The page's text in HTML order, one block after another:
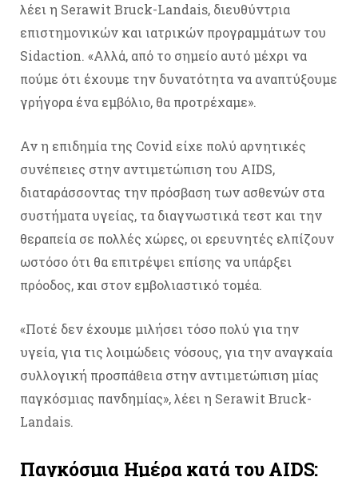
λέει η Serawit Bruck-Landais, διευθύντρια
επιστημονικών και ιατρικών προγραμμάτων του
Sidaction. «Αλλά, από το σημείο αυτό μέχρι να
πούμε ότι έχουμε την δυνατότητα να αναπτύξουμε
γρήγορα ένα εμβόλιο, θα προτρέχαμε».
Αν η επιδημία της Covid είχε πολύ αρνητικές
συνέπειες στην αντιμετώπιση του AIDS,
διαταράσσοντας την πρόσβαση των ασθενών στα
συστήματα υγείας, τα διαγνωστικά τεστ και την
θεραπεία σε πολλές χώρες, οι ερευνητές ελπίζουν
ωστόσο ότι θα επιτρέψει επίσης να υπάρξει
πρόοδος, και στον εμβολιαστικό τομέα.
«Ποτέ δεν έχουμε μιλήσει τόσο πολύ για την
υγεία, για τις λοιμώδεις νόσους, για την αναγκαία
συλλογική προσπάθεια στην αντιμετώπιση μίας
παγκόσμιας πανδημίας», λέει η Serawit Bruck-
Landais.
Παγκόσμια Ημέρα κατά του AIDS: